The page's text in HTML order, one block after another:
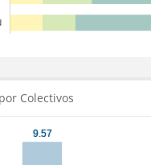
Colectivos